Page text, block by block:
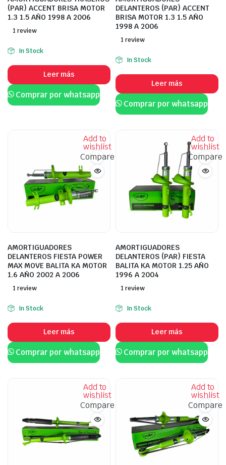
(PAR) ACCENT BRISA MOTOR
1.3 1.5 AÑO 1998 A 2006
1 review
In Stock
Leer más
Comprar por whatsapp
DELANTEROS (PAR) ACCENT
BRISA MOTOR 1.3 1.5 AÑO
1998 A 2006
1 review
In Stock
Leer más
Comprar por whatsapp
Add to
wishlist
Compare
AMORTIGUADORES
DELANTEROS FIESTA POWER
MAX MOVE BALITA KA MOTOR
1.6 AÑO 2002 A 2006
1 review
In Stock
Leer más
Comprar por whatsapp
Add to
wishlist
Compare
AMORTIGUADORES
DELANTEROS (PAR) FIESTA
BALITA KA MOTOR 1.25 AÑO
1996 A 2004
1 review
In Stock
Leer más
Comprar por whatsapp
Add to
wishlist
Compare
Add to
wishlist
Compare